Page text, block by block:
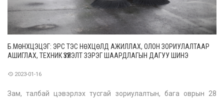
Б.МӨНХЦЭЦЭГ: ЭРС ТЭС НӨХЦӨЛД АЖИЛЛАХ, ОЛОН ЗОРИУЛАЛТААР
АШИГЛАХ, ТЕХНИК ҮЗҮҮЛЭЛТ ЗЭРЭГ ШААРДЛАГЫН ДАГУУ ШИНЭ
2023-01-16
Зам, талбай цэвэрлэх тусгай зориулалтын, бага оврын 28